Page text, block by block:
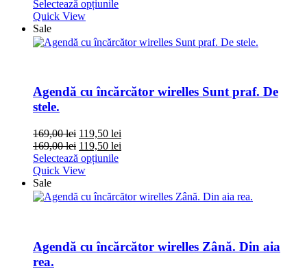
Selectează opțiunile
Quick View
Sale
Agendă cu încărcător wirelles Sunt praf. De
stele.
169,00lei 119,50 lei
169,00lei 119,50 lei
Selectează opțiunile
Quick View
Sale
Agendă cu încărcător wirelles Zână. Din aia
rea.